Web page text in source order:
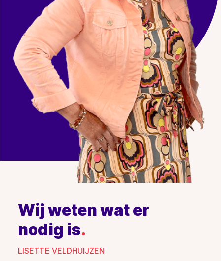
Wij weten wat er
nodig is.
LISETTE VELDHUIJZEN